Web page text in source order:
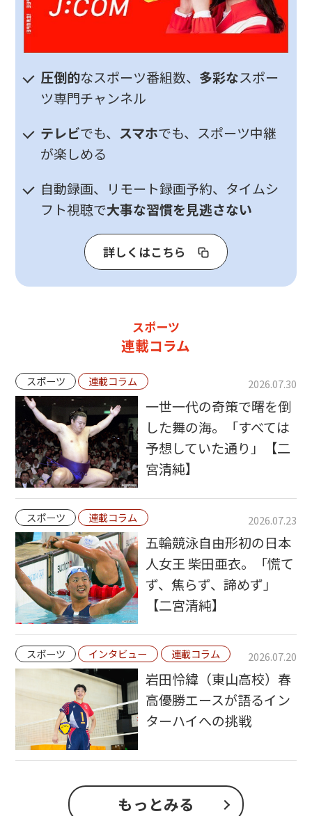
圧倒的なスポーツ番組数、 多彩なスポー
ツ専門チャンネル
テレビでも、 スマホでも、スポーツ中継
が楽しめる
自動録画、リモート録画予約、タイムシ
フト視聴で大事な習慣を見逃さない
詳しくはこちら
スポーツ
連載コラム
スポーツ 連載コラム 2026.07.30
一世一代の奇策で曙を倒
した舞の海。「すべては
予想していた通り」【二
宮清純】
スポーツ 連載コラム 2026.07.23
五輪競泳自由形初の日本
人女王 柴田亜衣。「慌て
ず、焦らず、諦めず」
【二宮清純】
スポーツ インタビュー 連載コラム 2026.07.20
岩田怜緯（東山高校）春
高優勝エースが語るイン
ターハイへの挑戦
もっとみる